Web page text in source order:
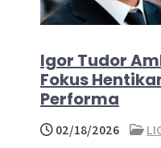
Igor Tudor
Fokus
Performa
02/18/2026